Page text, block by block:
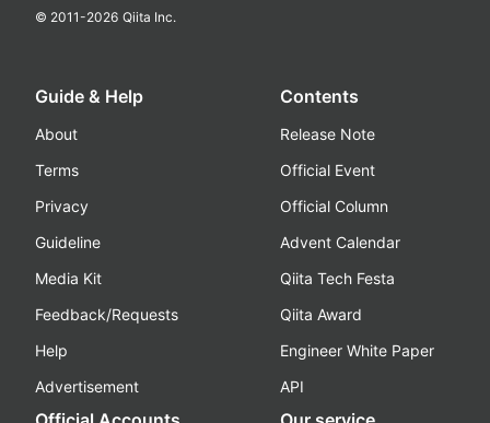
© 2011-2026 Qiita Inc.
Guide & Help
About
Terms
Privacy
Guideline
Media Kit
Feedback/Requests
Help
Advertisement
Contents
Release Note
Official Event
Official Column
Advent Calendar
Qiita Tech Festa
Qiita Award
Engineer White Paper
API